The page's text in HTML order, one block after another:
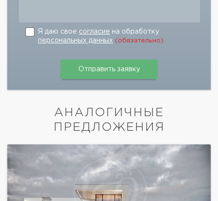
Я даю свое согласие на обработку
персональных данных (обязательно)
АНАЛОГИЧНЫЕ
ПРЕДЛОЖЕНИЯ